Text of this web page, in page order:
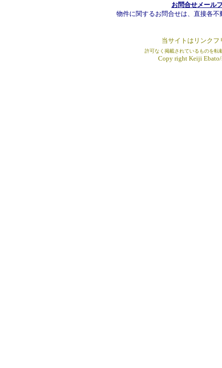
お問合せメール
物件に関するお問合せは、直接各
当サイトはリンクフ
許可なく掲載されているものを転
Copy right Keiji Ebato/